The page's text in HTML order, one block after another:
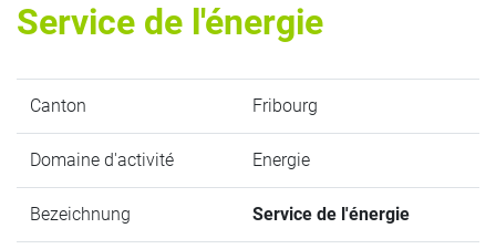
Service de l'énergie
Canton Fribourg
Domaine d'activité Energie
Bezeichnung Service de l'énergie